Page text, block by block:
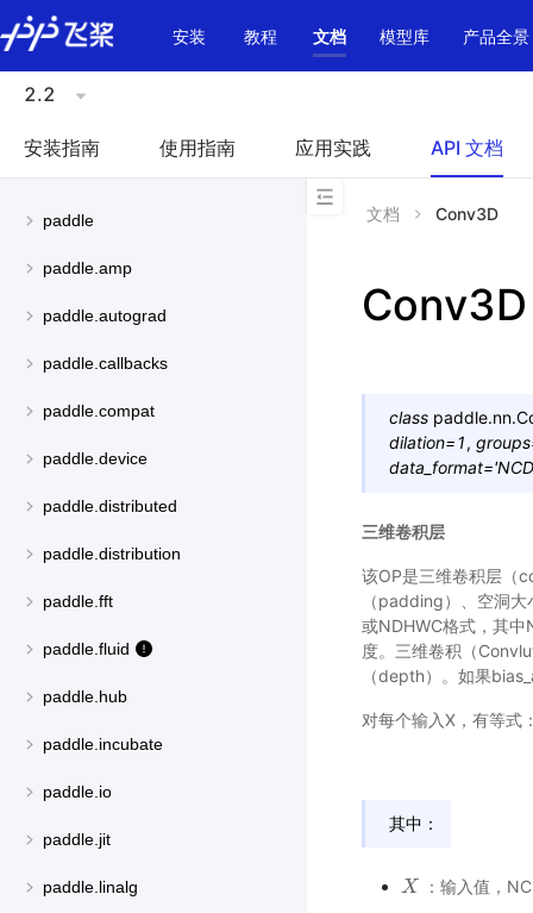
\u200E
安装
教程 文档 模型库 产品全景
2.2
安装指南 使用指南 应用实践 API 文档
paddle
paddle.amp
paddle.autograd
paddle.callbacks
paddle.compat
paddle.device
paddle.distributed
paddle.distribution
paddle.fft
paddle.fluid
paddle.hub
paddle.incubate
paddle.io
paddle.jit
paddle.linalg
文档 Conv3D
Conv3D
class paddle.nn.
dilation=1, groups
data_format=
三维卷积层
该OP是三维卷积层（
（padding）、空洞
或NDHWC格式，其中
度。三维卷积（
（depth）。如果
对每个输入X，有等式
其中：
X
X ：输入值，